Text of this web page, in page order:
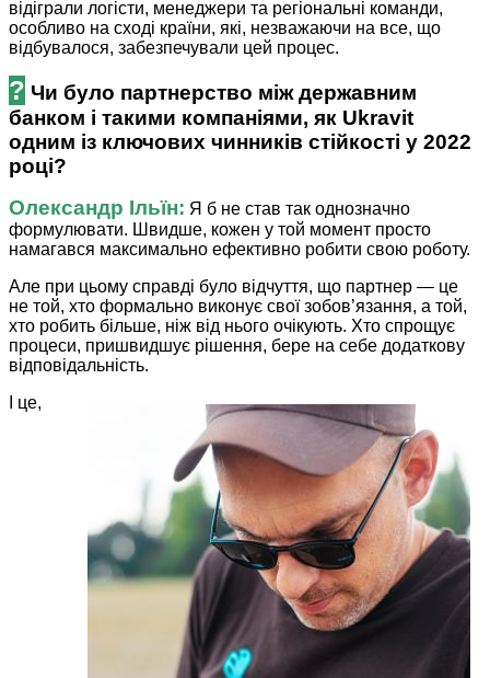
відіграли логісти, менеджери та регіональні команди,
особливо на сході країни, які, незважаючи на все, що
відбувалося, забезпечували цей процес.
? Чи було партнерство між державним
банком і такими компаніями, як Ukravit
одним із ключових чинників стійкості у 2022
році?
Олександр Ільїн: Я б не став так однозначно
формулювати. Швидше, кожен у той момент просто
намагався максимально ефективно робити свою роботу.
Але при цьому справді було відчуття, що партнер — це
не той, хто формально виконує свої зобов’язання, а той,
хто робить більше, ніж від нього очікують. Хто спрощує
процеси, пришвидшує рішення, бере на себе додаткову
відповідальність.
І це,